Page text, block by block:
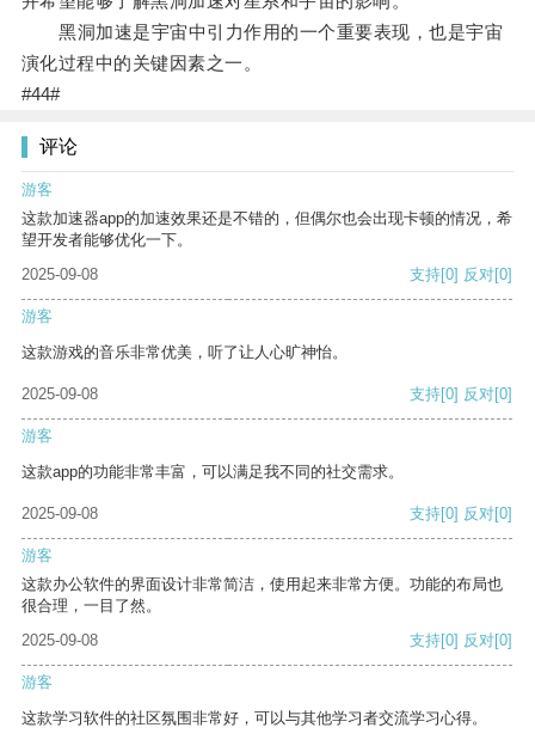
黑洞加速是宇宙中引力作用的一个重要表现，也是宇宙
演化过程中的关键因素之一。
#44#
评论
游客
这款加速器app的加速效果还是不错的，但偶尔也会出现卡顿的情况，希
望开发者能够优化一下。
2025-09-08
支持[0] 反对[0]
游客
这款游戏的音乐非常优美，听了让人心旷神怡。
2025-09-08 支持[0] 反对[0]
游客
这款app的功能非常丰富，可以满足我不同的社交需求。
2025-09-08 支持[0] 反对[0]
游客
这款办公软件的界面设计非常简洁，使用起来非常方便。功能的布局也
很合理，一目了然。
2025-09-08
支持[0] 反对[0]
游客
这款学习软件的社区氛围非常好，可以与其他学习者交流学习心得。